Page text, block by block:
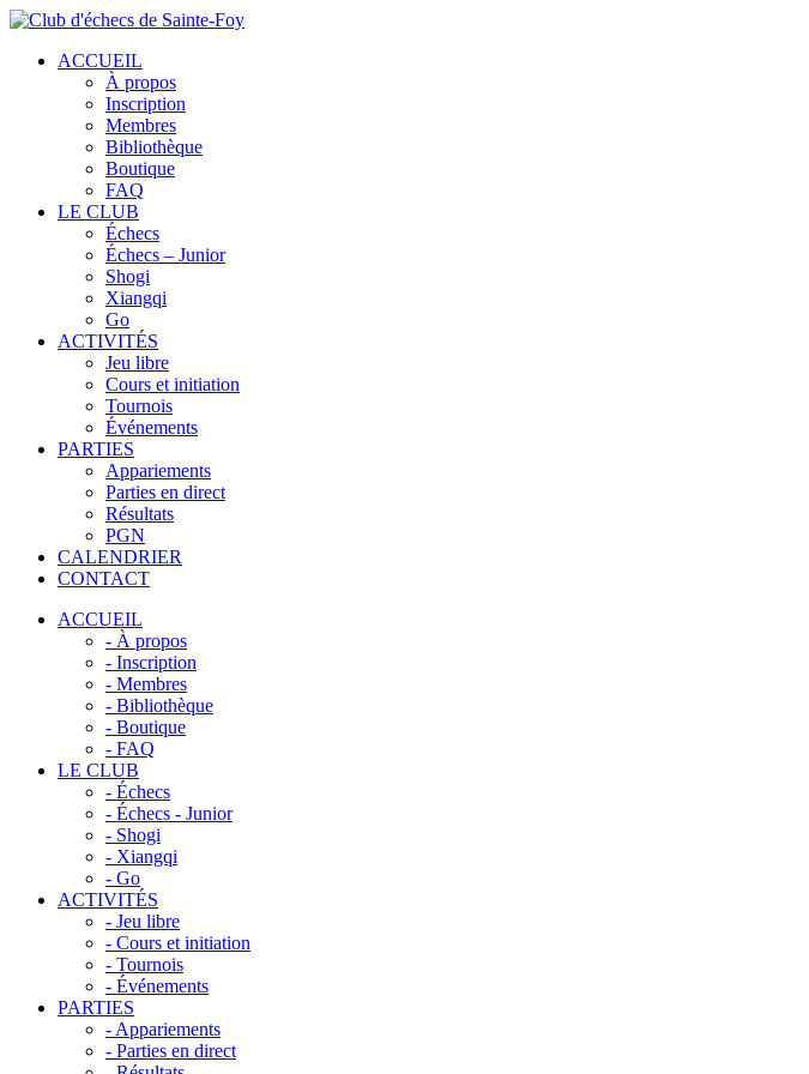
ACCUEIL
À propos
Inscription
Membres
Bibliothèque
Boutique
FAQ
LE CLUB
Échecs
Échecs – Junior
Shogi
Xiangqi
Go
ACTIVITÉS
Jeu libre
Cours et initiation
Tournois
Événements
PARTIES
Appariements
Parties en direct
Résultats
PGN
CALENDRIER
CONTACT
ACCUEIL
- À propos
- Inscription
- Membres
- Bibliothèque
- Boutique
- FAQ
LE CLUB
- Échecs
- Échecs - Junior
- Shogi
- Xiangqi
- Go
ACTIVITÉS
- Jeu libre
- Cours et initiation
- Tournois
- Événements
PARTIES
- Appariements
- Parties en direct